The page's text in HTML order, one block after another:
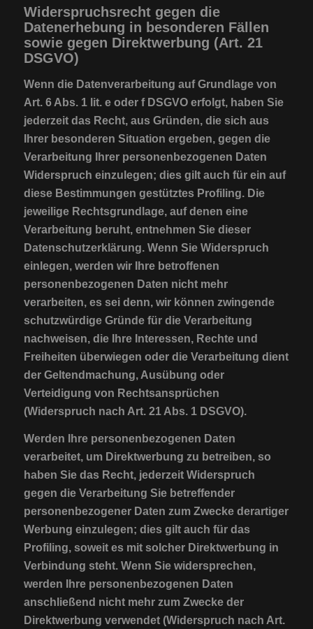
Widerspruchsrecht gegen die
Datenerhebung in besonderen Fällen
sowie gegen Direktwerbung (Art. 21
DSGVO)
Wenn die Datenverarbeitung auf Grundlage von
Art. 6 Abs. 1 lit. e oder f DSGVO erfolgt, haben Sie
jederzeit das Recht, aus Gründen, die sich aus
Ihrer besonderen Situation ergeben, gegen die
Verarbeitung Ihrer personenbezogenen Daten
Widerspruch einzulegen; dies gilt auch für ein auf
diese Bestimmungen gestütztes Profiling. Die
jeweilige Rechtsgrundlage, auf denen eine
Verarbeitung beruht, entnehmen Sie dieser
Datenschutzerklärung. Wenn Sie Widerspruch
einlegen, werden wir Ihre betroffenen
personenbezogenen Daten nicht mehr
verarbeiten, es sei denn, wir können zwingende
schutzwürdige Gründe für die Verarbeitung
nachweisen, die Ihre Interessen, Rechte und
Freiheiten überwiegen oder die Verarbeitung dient
der Geltendmachung, Ausübung oder
Verteidigung von Rechtsansprüchen
(Widerspruch nach Art. 21 Abs. 1 DSGVO).
Werden Ihre personenbezogenen Daten
verarbeitet, um Direktwerbung zu betreiben, so
haben Sie das Recht, jederzeit Widerspruch
gegen die Verarbeitung Sie betreffender
personenbezogener Daten zum Zwecke derartiger
Werbung einzulegen; dies gilt auch für das
Profiling, soweit es mit solcher Direktwerbung in
Verbindung steht. Wenn Sie widersprechen,
werden Ihre personenbezogenen Daten
anschließend nicht mehr zum Zwecke der
Direktwerbung verwendet (Widerspruch nach Art.